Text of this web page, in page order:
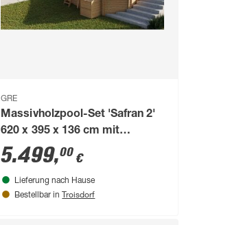
GRE
Massivholzpool-Set 'Safran 2'
620 x 395 x 136 cm mit
Edelstahlleiter, Holzleiter und
Sandfilter
5.499,00 €
Lieferung nach Hause
Bestellbar in Troisdorf